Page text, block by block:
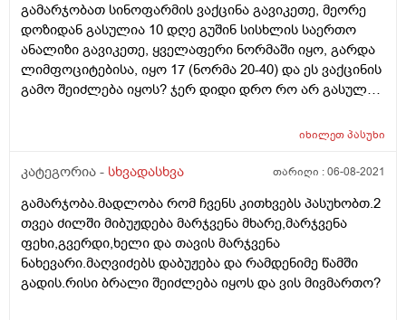
გამარჯობათ სინოფარმის ვაქცინა გავიკეთე, მეორე
დოზიდან გასულია 10 დღე გუშინ სისხლის საერთო
ანალიზი გავიკეთე, ყველაფერი ნორმაში იყო, გარდა
ლიმფოციტებისა, იყო 17 (ნორმა 20-40) და ეს ვაქცინის
გამო შეიძლება იყოს? ჯერ დიდი დრო რო არ გასულა ?
იხილეთპასუხი
კატეგორია - სხვადასხვა თარიღი :06-08-2021
გამარჯობა.მადლობა რომ ჩვენს კითხვებს პასუხობთ.2
თვეა ძილში მიბუჟდება მარჯვენა მხარე,მარჯვენა
ფეხი,გვერდი,ხელი და თავის მარჯვენა
ნახევარი.მაღვიძებს დაბუჟება და რამდენიმე წამში
გადის.რისი ბრალი შეიძლება იყოს და ვის მივმართო?